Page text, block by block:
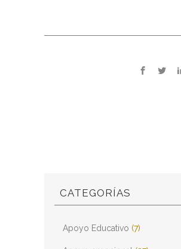
CATEGORÍAS
Apoyo Educativo (7)